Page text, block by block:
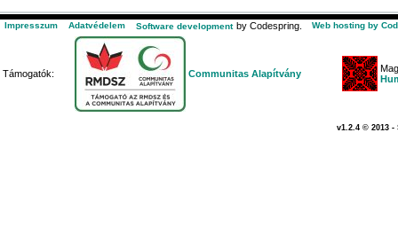
Impresszum Adatvédelem Software development by Codespring. Web hosting by
Támogatók: Communitas Alapítvány
v1.2.4 © 2013